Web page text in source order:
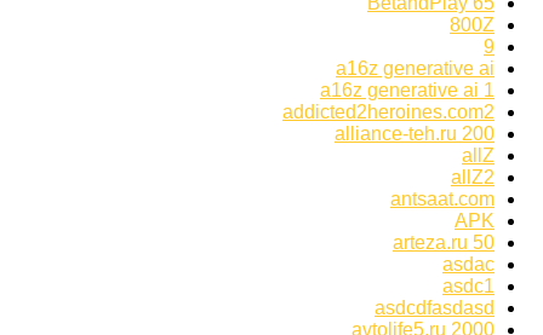
800Z
9
a16z generative ai
a16z generative ai 1
addicted2heroines.com2
alliance-teh.ru 200
allZ
allZ2
antsaat.com
APK
arteza.ru 50
asdac
asdc1
asdcdfasdasd
avtolife5.ru 2000